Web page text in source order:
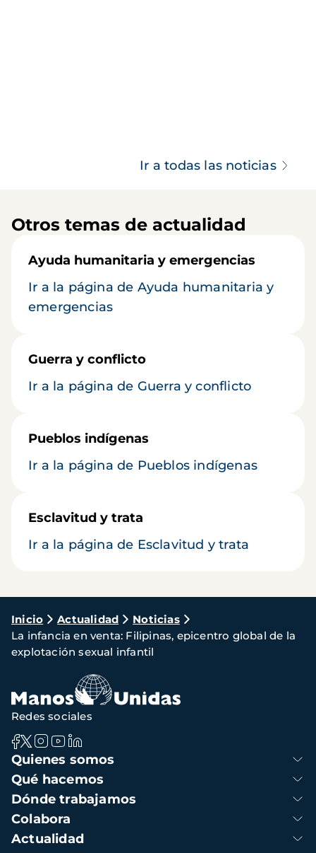
Ir a todas las noticias
Otros temas de actualidad
Ayuda humanitaria y emergencias
Ir a la página de Ayuda humanitaria y
emergencias
Guerra y conflicto
Ir a la página de Guerra y conflicto
Pueblos indígenas
Ir a la página de Pueblos indígenas
Esclavitud y trata
Ir a la página de Esclavitud y trata
Ruta
de
navegación
Inicio Actualidad
Noticias
La infancia en venta: Filipinas, epicentro global de la
explotación sexual infantil
Navegación
principal
Quienes somos
Qué hacemos
Dónde trabajamos
Colabora
Actualidad
Redes sociales